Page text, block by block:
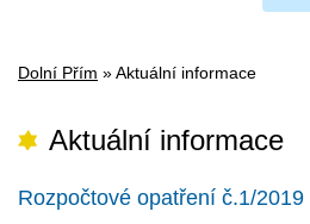
Dolní Přím » Aktuální informace
Aktuální informace
Rozpočtové opatření č.1/2019